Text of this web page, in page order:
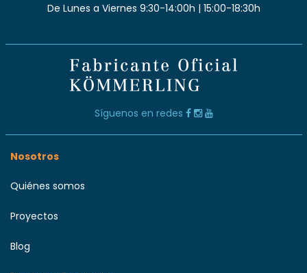
De Lunes a Viernes 9:30-14:00h | 15:00-18:30h
Síguenos en redes
Nosotros
Quiénes somos
Proyectos
Blog